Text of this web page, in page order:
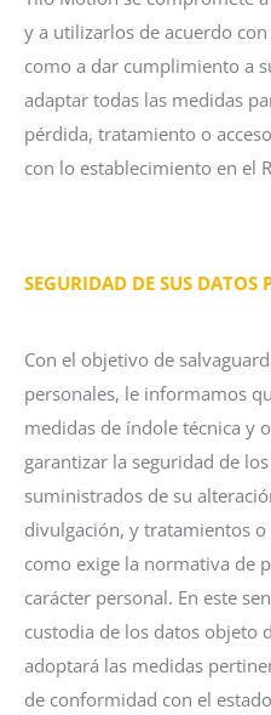
y a utilizarlos de acuerdo
como a dar cumplimiento a
adaptar todas las medidas
pérdida, tratamiento o
con lo establecimiento en el
SEGURIDAD DE SUS DATOS
Con el objetivo de
personales, le informamos
medidas de índole técnica y
garantizar la seguridad de
suministrados de su
divulgación, y tratamientos
como exige la normativa de
carácter personal. En este
custodia de los datos objeto
adoptará las medidas
de conformidad con el